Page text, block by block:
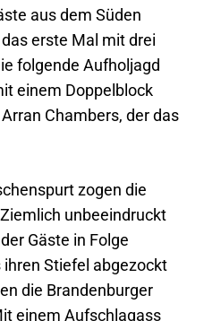
aus dem Süden
erste Mal mit drei
folgende Aufholjagd
einem Doppelblock
Chambers, der das
zogen die
unbeeindruckt
Gäste in Folge
Stiefel abgezockt
die Brandenburger
einem Aufschlagass